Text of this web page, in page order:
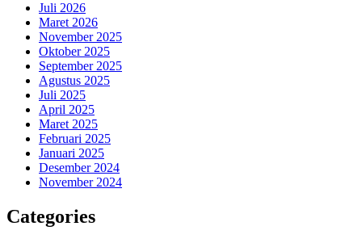
Juli 2026
Maret 2026
November 2025
Oktober 2025
September 2025
Agustus 2025
Juli 2025
April 2025
Maret 2025
Februari 2025
Januari 2025
Desember 2024
November 2024
Categories